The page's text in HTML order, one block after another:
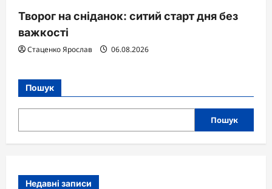
Творог на сніданок: ситий старт дня без
важкості
Стаценко Ярослав 06.08.2026
Пошук
Пошук
Недавні записи